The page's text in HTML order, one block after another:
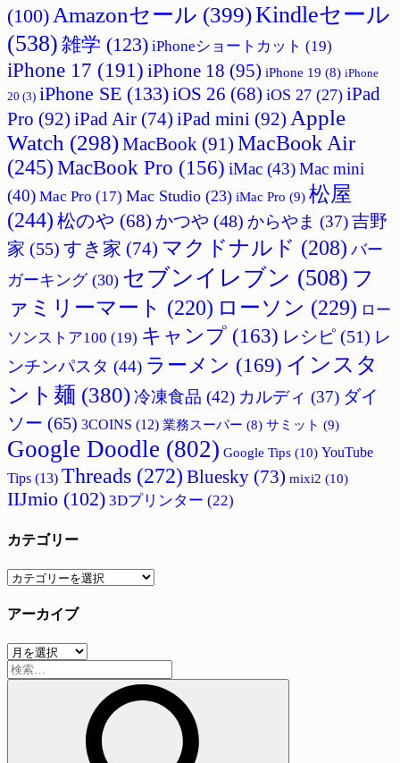
(100) Amazonセール (399)Kindleセール
(538) 雑学 (123) iPhoneショートカット (19)
iPhone 17 (191) iPhone 18 (95) iPhone 19 (8) iPhone
20 (3) iPhone SE (133)iOS 26 (68) iOS 27 (27) iPad
Pro (92) iPad Air (74) iPad mini (92) Apple
Watch (298)MacBook (91) MacBook Air
(245) MacBook Pro (156) iMac (43)Mac mini
(40) Mac Pro (17) Mac Studio (23) iMac Pro (9) 松屋
(244) 松のや (68) かつや (48) からやま (37)吉野
家 (55) すき家 (74) マクドナルド (208) バー
ガーキング(30) セブンイレブン (508) フ
ァミリーマート (220) ローソン (229) ロー
ソンストア100 (19) キャンプ (163) レシピ (51) レ
ンチンパスタ (44) ラーメン (169) インスタ
ント麺 (380)冷凍食品 (42) カルディ (37) ダイ
ソー (65) 3COINS (12) 業務スーパー (8) サミット (9)
Google Doodle (802) Google Tips (10) YouTube
Tips (13) Threads (272) Bluesky (73) mixi2 (10)
IIJmio (102) 3Dプリンター (22)
カテゴリー
カ
ゴ
ー
アーカイブ
ア
ー
検
索: